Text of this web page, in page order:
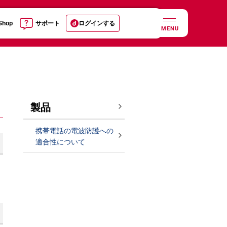
サポート ログインする
MENU
製品
携帯電話の電波防護への
適合性について